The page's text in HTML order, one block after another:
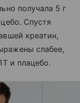
получала 5 г
Спустя
креатин,
слабее,
и плацебо.